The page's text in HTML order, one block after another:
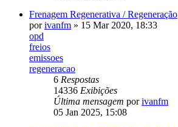
Frenagem Regenerativa / Regeneração
porivanfm » 15 Mar 2020, 18:33
opd
freios
emissoes
regeneracao
6 Respostas
14336 Exibições
Última mensagem porivanfm
05 Jan 2025, 15:08